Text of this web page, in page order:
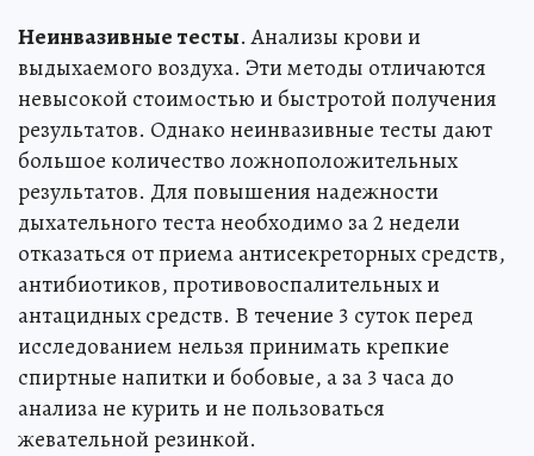
Неинвазивные тесты. Анализы крови и
выдыхаемого воздуха. Эти методы отличаются
невысокой стоимостью и быстротой получения
результатов. Однако неинвазивные тесты дают
большое количество ложноположительных
результатов. Для повышения надежности
дыхательного теста необходимо за 2 недели
отказаться от приема антисекреторных средств,
антибиотиков, противовоспалительных и
антацидных средств. В течение 3 суток перед
исследованием нельзя принимать крепкие
спиртные напитки и бобовые, а за 3 часа до
анализа не курить и не пользоваться
жевательной резинкой.